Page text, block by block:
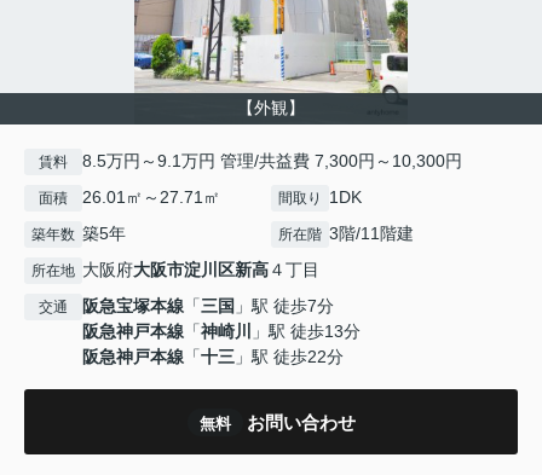
【外観】
賃料 8.5万円～9.1万円 管理/共益費 7,300円～10,300円
面積 26.01㎡～27.71㎡ 間取り 1DK
築年数 築5年 所在階 3階/11階建
所在地 大阪府大阪市淀川区新高４丁目
交通 阪急宝塚本線 「三国 」駅 徒歩7分
阪急神戸本線 「神崎川
」駅 徒歩13分
阪急神戸本線 「十三 」駅 徒歩22分
無料 お問い合わせ